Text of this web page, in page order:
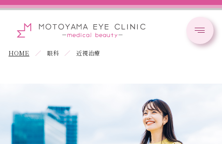
HOME 眼科 近視治療